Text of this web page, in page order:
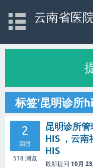
云南省医
标签'昆明诊所
2
回答
518 浏览
昆明诊所
HIS ，云南
HIS
最新提问 10月